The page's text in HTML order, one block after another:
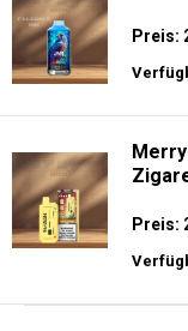
Preis:
Preis: